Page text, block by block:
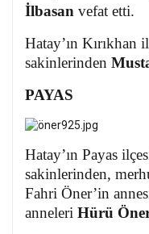
İlbasan vefat etti.
Hatay’ın Kırıkhan
sakinlerinden
PAYAS
Hatay’ın Payas
sakinlerinden,
Fahri Öner’in
anneleri Hürü